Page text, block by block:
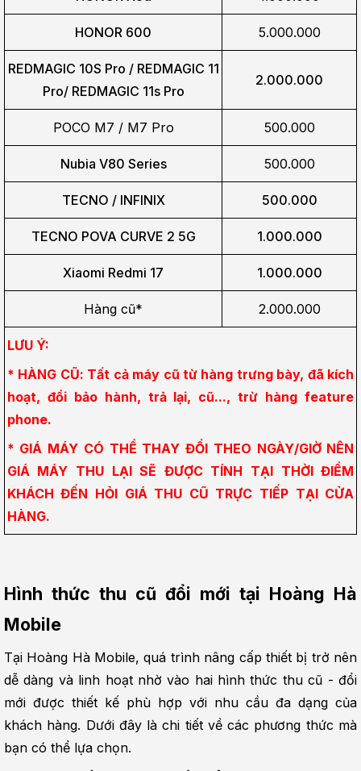
HONOR 600 5.000.000
REDMAGIC 10S Pro / REDMAGIC 11
Pro/ REDMAGIC 11s Pro
2.000.000
POCO M7 / M7 Pro 500.000
Nubia V80 Series 500.000
TECNO / INFINIX 500.000
TECNO POVA CURVE 2 5G 1.000.000
Xiaomi Redmi 17 1.000.000
Hàng cũ* 2.000.000
LƯU Ý:
* HÀNG CŨ: Tất cả máy cũ từ hàng trưng bày, đã kích
hoạt, đổi bảo hành, trả lại, cũ..., trừ hàng feature
phone.
* GIÁ MÁY CÓ THỂ THAY ĐỔI THEO NGÀY/GIỜ NÊN
GIÁ MÁY THU LẠI SẼ ĐƯỢC TÍNH TẠI THỜI ĐIỂM
KHÁCH ĐẾN HỎI GIÁ THU CŨ TRỰC TIẾP TẠI CỬA
HÀNG.
Hình thức thu cũ đổi mới tại Hoàng Hà
Mobile
Tại Hoàng Hà Mobile, quá trình nâng cấp thiết bị trở nên
dễ dàng và linh hoạt nhờ vào hai hình thức thu cũ - đổi
mới được thiết kế phù hợp với nhu cầu đa dạng của
khách hàng. Dưới đây là chi tiết về các phương thức mà
bạn có thể lựa chọn.